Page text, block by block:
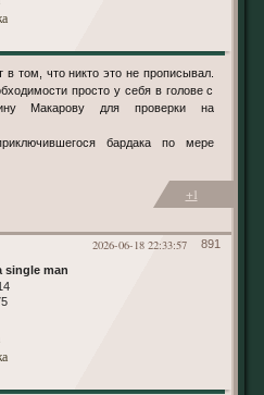
в том, что никто это не прописывал.
просто у себя в голове с
Макарову для проверки на
бардака по мере
+1
891
2026-06-18 22:33:57
single man